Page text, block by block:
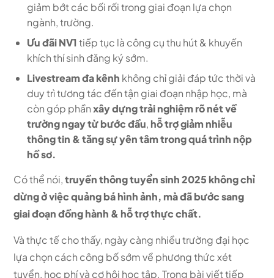
giảm bớt các bối rối trong giai đoạn lựa chọn
ngành, trường.
Ưu đãi NV1tiếp tục là công cụ thu hút & khuyến
khích thí sinh đăng ký sớm.
Livestream đa kênh không chỉ giải đáp tức thời và
duy trì tương tác đến tận giai đoạn nhập học, mà
còn góp phầnxây dựng trải nghiệm rõ nét về
trường ngay từ bước đầu, hỗ trợ giảm nhiễu
thông tin & tăng sự yên tâm trong quá trình nộp
hồ sơ.
Có thể nói,truyền thông tuyển sinh 2025 không chỉ
dừng ở việc quảng bá hình ảnh, mà đã bước sang
giai đoạn đồng hành & hỗ trợ thực chất.
Và thực tế cho thấy, ngày càng nhiều trường đại học
lựa chọn cách công bố sớm về phương thức xét
tuyển, học phí và cơ hội học tập. Trong bài viết tiếp